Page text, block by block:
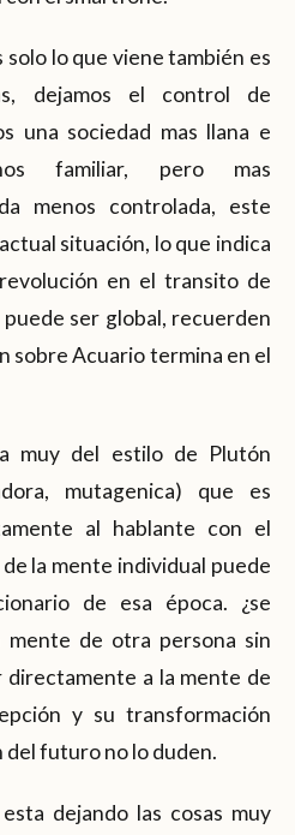
lo que viene también es
dejamos el control de
una sociedad mas llana e
familiar, pero mas
menos controlada, este
situación, lo que indica
en el transito de
ser global, recuerden
sobre Acuario termina en el
muy del estilo de Plutón
mutagenica) que es
al hablante con el
la mente individual puede
de esa época. ¿se
mente de otra persona sin
a la mente de
y su transformación
del futuro no lo duden.
esta dejando las cosas muy